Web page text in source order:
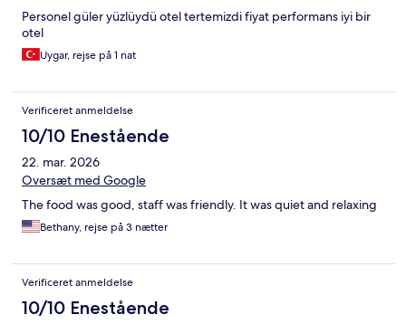
Personel güler yüzlüydü otel tertemizdi fiyat performans iyi bir
otel
Uygar, rejse på 1 nat
Verificeret anmeldelse
10/10 Enestående
22. mar. 2026
Oversæt med Google
The food was good, staff was friendly. It was quiet and relaxing
Bethany, rejse på 3 nætter
Verificeret anmeldelse
10/10 Enestående